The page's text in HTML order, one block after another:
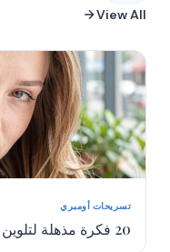
View All
تسريحات أومبري
20 فكرة مذهلة لتلوين الشعر باللون الكراميل